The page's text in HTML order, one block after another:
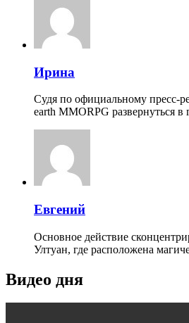
Ирина
Судя по официальному пресс-
earth MMORPG развернуться
Евгений
Основное действие
Ултуан, где расположена
Видео дня